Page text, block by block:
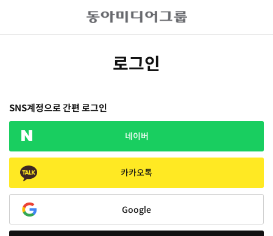
로그인
SNS계정으로 간편 로그인
네이버
카카오톡
Google